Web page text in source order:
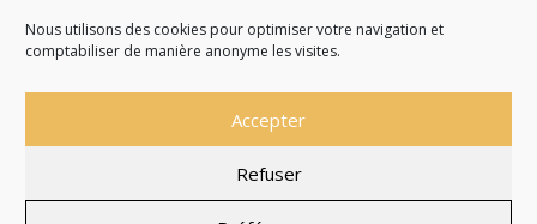
Nous utilisons des cookies pour optimiser votre navigation et
comptabiliser de manière anonyme les visites.
Accepter
Refuser
Flux des commentaires
Site de WordPress-FR
Site officiel de la Commune de Saint Martial de
Nabirat